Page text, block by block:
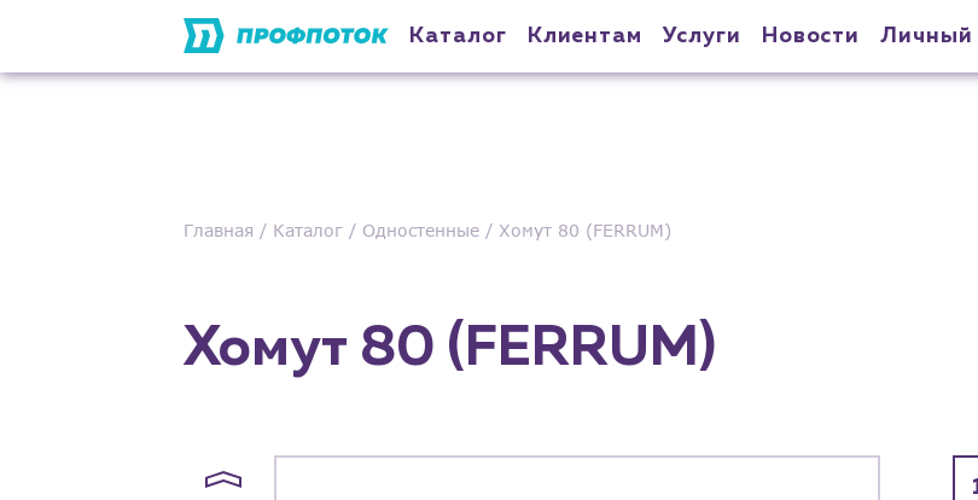
Каталог Клиентам Услуги Новости Личный
Главная Каталог Одностенные Хомут 80 (FERRUM)
Хомут 80 (FERRUM)